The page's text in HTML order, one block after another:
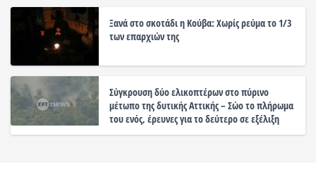
Ξανά στο σκοτάδι η Κούβα: Χωρίς ρεύμα το 1/3
των επαρχιών της
Σύγκρουση δύο ελικοπτέρων στο πύρινο
μέτωπο της δυτικής Αττικής – Σώο το πλήρωμα
του ενός, έρευνες για το δεύτερο σε εξέλιξη